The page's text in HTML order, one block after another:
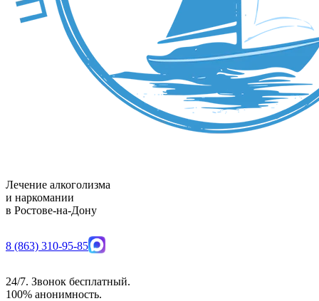
Лечение алкоголизма
и наркомании
в Ростове-на-Дону
8 (863) 310-95-85
24/7. Звонок бесплатный.
100% анонимность.